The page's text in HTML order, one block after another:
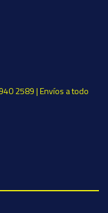
2589 | Envíos a todo